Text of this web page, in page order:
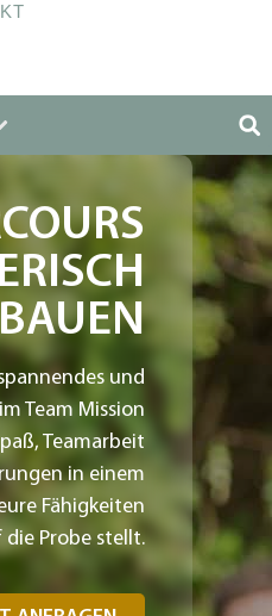
und
Team Mission
Teamarbeit
in einem
Fähigkeiten
Probe stellt.